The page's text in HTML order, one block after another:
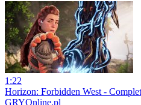
1:22
Horizon: Forbidden West -
GRYOnline.pl